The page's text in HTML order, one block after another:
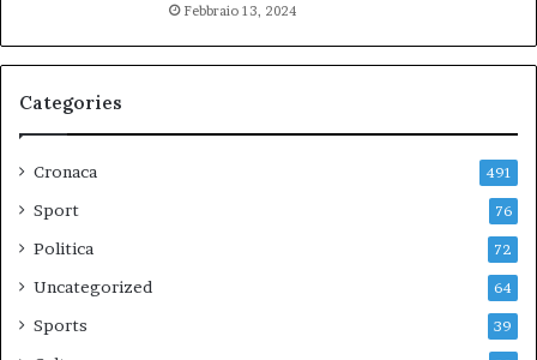
Febbraio 13, 2024
Categories
Cronaca 491
Sport 76
Politica 72
Uncategorized 64
Sports 39